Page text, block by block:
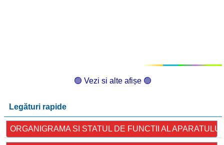
🟢 Vezi si alte afișe 🟢
Legături rapide
ORGANIGRAMA SI STATUL DE FUNCTII AL